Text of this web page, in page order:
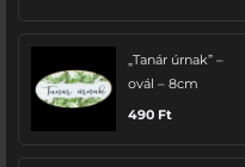
„Tanár úrnak” –
ovál – 8cm
490 Ft